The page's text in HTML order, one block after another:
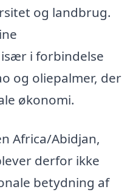
og landbrug.
i forbindelse
og oliepalmer, der
økonomi.
Africa/Abidjan,
derfor ikke
betydning af